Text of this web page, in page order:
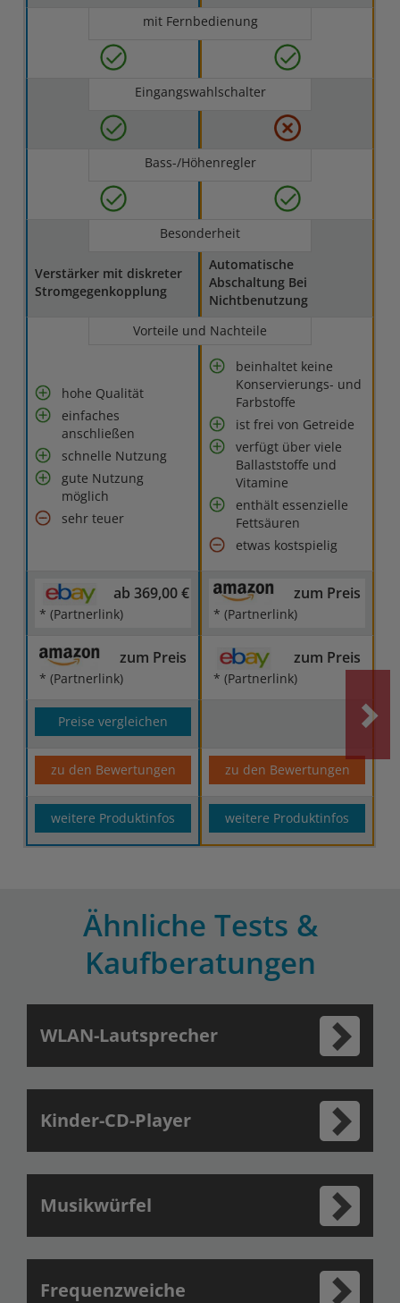
mit Fernbedienung
Eingangswahlschalter
Bass-/Höhenregler
Besonderheit
Verstärker mit diskreter
Stromgegenkopplung
Automatische
Abschaltung Bei
Nichtbenutzung
Vorteile und Nachteile
hohe Qualität
einfaches
anschließen
schnelle Nutzung
gute Nutzung
möglich
sehr teuer
beinhaltet keine
Konservierungs- und
Farbstoffe
ist frei von Getreide
verfügt über viele
Ballaststoffe und
Vitamine
enthält essenzielle
Fettsäuren
etwas kostspielig
ab 369,00 €
* (Partnerlink)
zum Preis
* (Partnerlink)
zum Preis
* (Partnerlink)
zum Preis
* (Partnerlink)
Preise vergleichen
zu den Bewertungen zu den Bewertungen
weitere Produktinfos weitere Produktinfos
Ähnliche Tests &
Kaufberatungen
WLAN-Lautsprecher
Kinder-CD-Player
Musikwürfel
Frequenzweiche